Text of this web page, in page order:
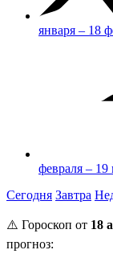
января – 18
февраля – 19
Сегодня Завтра
⚠️ Гороскоп от 18
прогноз: